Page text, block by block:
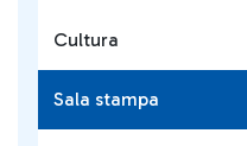
Cultura
Sala stampa